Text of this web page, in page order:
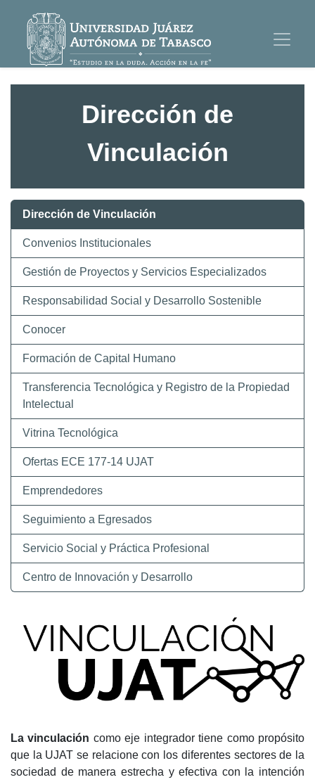
Dirección de
Vinculación
Dirección de Vinculación
Convenios Institucionales
Gestión de Proyectos y Servicios Especializados
Responsabilidad Social y Desarrollo Sostenible
Conocer
Formación de Capital Humano
Transferencia Tecnológica y Registro de la Propiedad
Intelectual
Vitrina Tecnológica
Ofertas ECE 177-14 UJAT
Emprendedores
Seguimiento a Egresados
Servicio Social y Práctica Profesional
Centro de Innovación y Desarrollo
La vinculación como eje integrador tiene como propósito
que la UJAT se relacione con los diferentes sectores de la
sociedad de manera estrecha y efectiva con la intención